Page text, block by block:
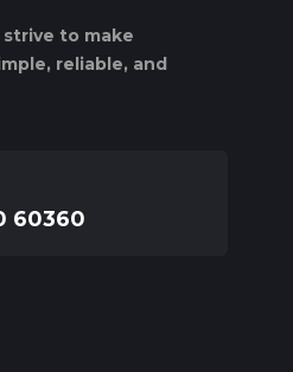
strive to make
reliable, and
60360